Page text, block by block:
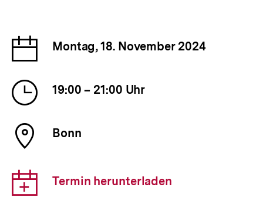
Datum
der
Veranstaltung
Montag, 18. November 2024
Uhrzeit
der
Veranstaltung
19:00 – 21:00 Uhr
Ort
der
Bonn
Download-
Link:
Termin herunterladen